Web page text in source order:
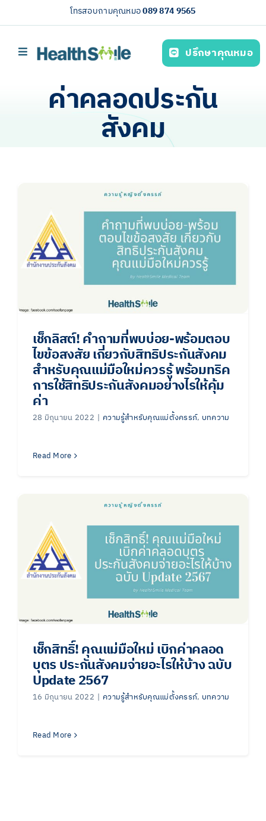
to
โทรสอบถามคุณหมอ089 874 9565
Toggle
บริการของเรา (Our services)
ปรึกษาคุณหมอ
ค่าคลอดประกัน
สังคม
เช็กลิสต์! คำถามที่พบบ่อย-พร้อมตอบ
ไขข้อสงสัย เกี่ยวกับสิทธิประกันสังคม
สำหรับคุณแม่มือใหม่ควรรู้ พร้อมทริค
การใช้สิทธิประกันสังคมอย่างไรให้คุ้ม
ค่า
28 มิถุนายน 2022 | ความรู้สำหรับคุณแม่ตั้งครรภ์, บทความ
Read More
เช็กสิทธิ์! คุณแม่มือใหม่ เบิกค่าคลอด
บุตร ประกันสังคมจ่ายอะไรให้บ้าง ฉบับ
Update 2567
16 มิถุนายน 2022 | ความรู้สำหรับคุณแม่ตั้งครรภ์, บทความ
Read More